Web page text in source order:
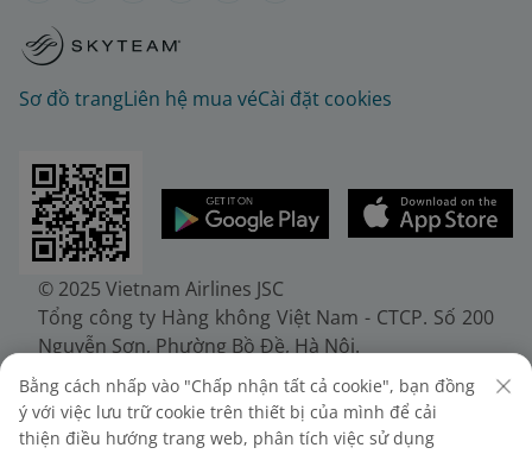
Sơ đồ trangLiên hệ mua véCài đặt cookies
© 2025 Vietnam Airlines JSC
Tổng công ty Hàng không Việt Nam - CTCP. Số 200
Nguyễn Sơn, Phường Bồ Đề, Hà Nội.
Điện thoại: (+84-24) 38272289. Fax: (+84-24)
38722375
Giấy chứng nhận đăng ký doanh nghiệp, mã số
Bằng cách nhấp vào "Chấp nhận tất cả cookie", bạn đồng
ý với việc lưu trữ cookie trên thiết bị của mình để cải
thiện điều hướng trang web, phân tích việc sử dụng